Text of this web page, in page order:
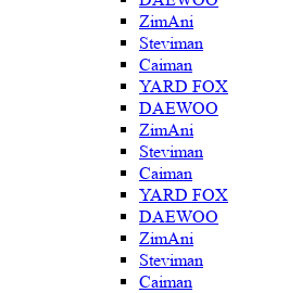
ZimAni
Steviman
Caiman
YARD FOX
DAEWOO
ZimAni
Steviman
Caiman
YARD FOX
DAEWOO
ZimAni
Steviman
Caiman